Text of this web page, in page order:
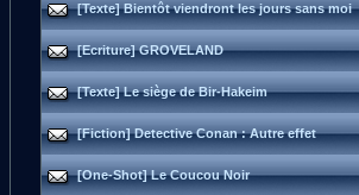
[Texte] Bientôt viendront les jours sans moi
[Ecriture] GROVELAND
[Texte] Le siège de Bir-Hakeim
[Fiction] Detective Conan : Autre effet
[One-Shot] Le Coucou Noir